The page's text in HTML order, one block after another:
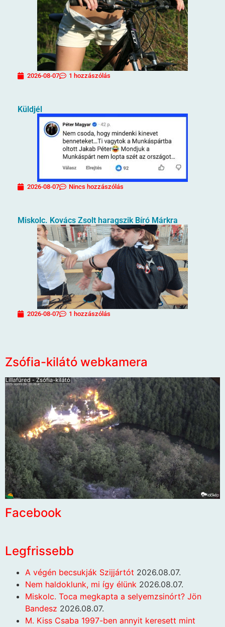
2026-08-07 1 hozzászólás
Küldjél
2026-08-07 Nincs hozzászólás
Miskolc. Kovács Zsolt haragszik Bíró Márkra
2026-08-07 1 hozzászólás
Zsófia-kilátó webkamera
Facebook
Legfrissebb
A végén becsukják Szijjártót 2026.08.07.
Nem haldoklunk, mi így élünk 2026.08.07.
Miskolc. Toca megkapta a selyemzsinórt? Jön
Bandesz 2026.08.07.
M. Kiss Csaba 1997-ben annyit keresett mint